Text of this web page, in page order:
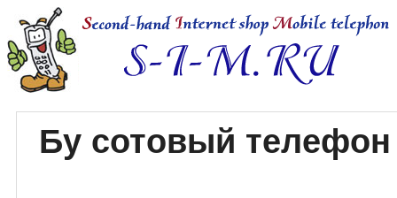
Бу сотовый